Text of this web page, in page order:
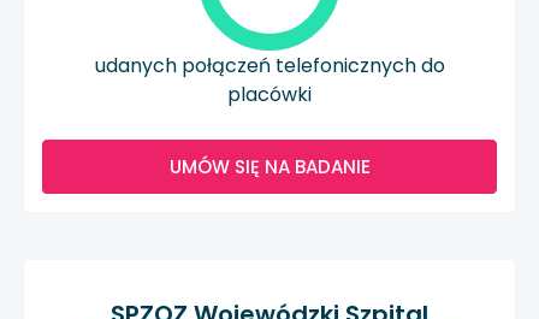
udanych połączeń telefonicznych do
placówki
UMÓW SIĘ NA BADANIE